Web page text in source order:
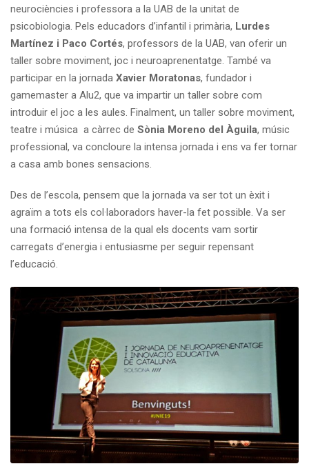
neurociències i professora a la UAB de la unitat de
psicobiologia. Pels educadors d’infantil i primària, Lurdes
Martínez i Paco Cortés, professors de la UAB, van oferir un
taller sobre moviment, joc i neuroaprenentatge. També va
participar en la jornada Xavier Moratonas, fundador i
gamemaster a Alu2, que va impartir un taller sobre com
introduir el joc a les aules. Finalment, un taller sobre moviment,
teatre i música a càrrec de Sònia Moreno del Àguila, músic
professional, va concloure la intensa jornada i ens va fer tornar
a casa amb bones sensacions.
Des de l’escola, pensem que la jornada va ser tot un èxit i
agraïm a tots els col·laboradors haver-la fet possible. Va ser
una formació intensa de la qual els docents vam sortir
carregats d’energia i entusiasme per seguir repensant
l’educació.